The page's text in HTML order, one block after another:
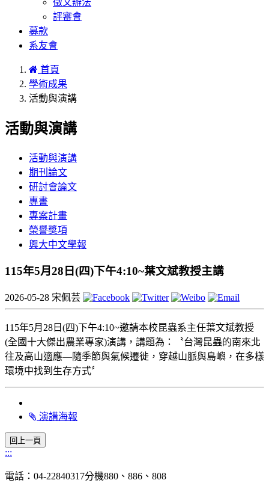
評審會
募款
系友會
首頁
學術成果
活動與演講
活動與演講
活動與演講
期刊論文
研討會論文
專書
專案計畫
榮譽獎項
興大中文學報
115年5月28日(四)下午4:10~葉文斌教授主講
2026-05-28 宋佩芸
115年5月28日(四)下午4:10~邀請本校昆蟲系主任葉文斌教授
(全國十大傑出農業專家)演講，講題為：〝台灣昆蟲的南來北
往及高山適應—隨季節與氣候遷徙，穿越山脈與島嶼，在多樣
環境中找到生存方式〞
演講海報
:::
電話：04-22840317分機880、886、808